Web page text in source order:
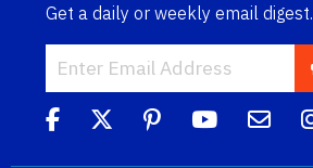
Get a daily or weekly email digest.